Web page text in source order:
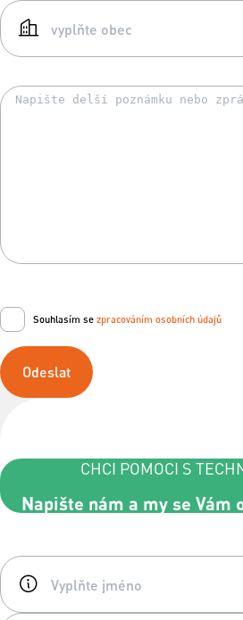
Souhlasím se zpracováním osobních údajů
Odeslat
CHCI POMOCI S
Napište nám a my se Vám